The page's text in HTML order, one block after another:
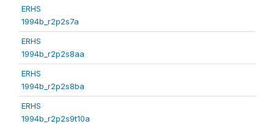
ERHS
1994b_r2p2s7a
ERHS
1994b_r2p2s8aa
ERHS
1994b_r2p2s8ba
ERHS
1994b_r2p2s9t10a